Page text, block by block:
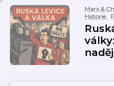
Marx &
Historie,